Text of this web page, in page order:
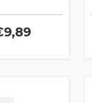
riduce
9,89